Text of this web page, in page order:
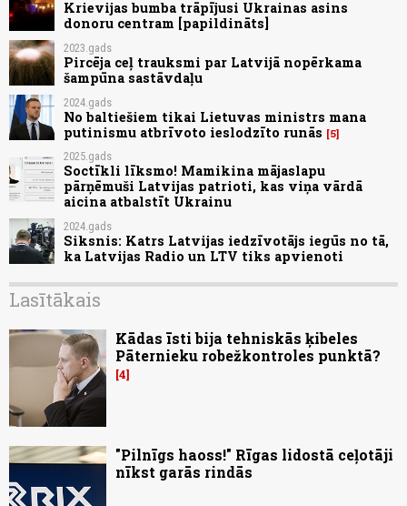
Krievijas bumba trāpījusi Ukrainas asins
donoru centram [papildināts]
2023.gads
Pircēja ceļ trauksmi par Latvijā nopērkama
šampūna sastāvdaļu
2024.gads
No baltiešiem tikai Lietuvas ministrs mana
putinismu atbrīvoto ieslodzīto runās
5
2025.gads
Soctīkli līksmo! Mamikina mājaslapu
pārņēmuši Latvijas patrioti, kas viņa vārdā
aicina atbalstīt Ukrainu
2024.gads
Siksnis: Katrs Latvijas iedzīvotājs iegūs no tā,
ka Latvijas Radio un LTV tiks apvienoti
Lasītākais
Kādas īsti bija tehniskās ķibeles
Pāternieku robežkontroles punktā?
4
"Pilnīgs haoss!" Rīgas lidostā ceļotāji
nīkst garās rindās